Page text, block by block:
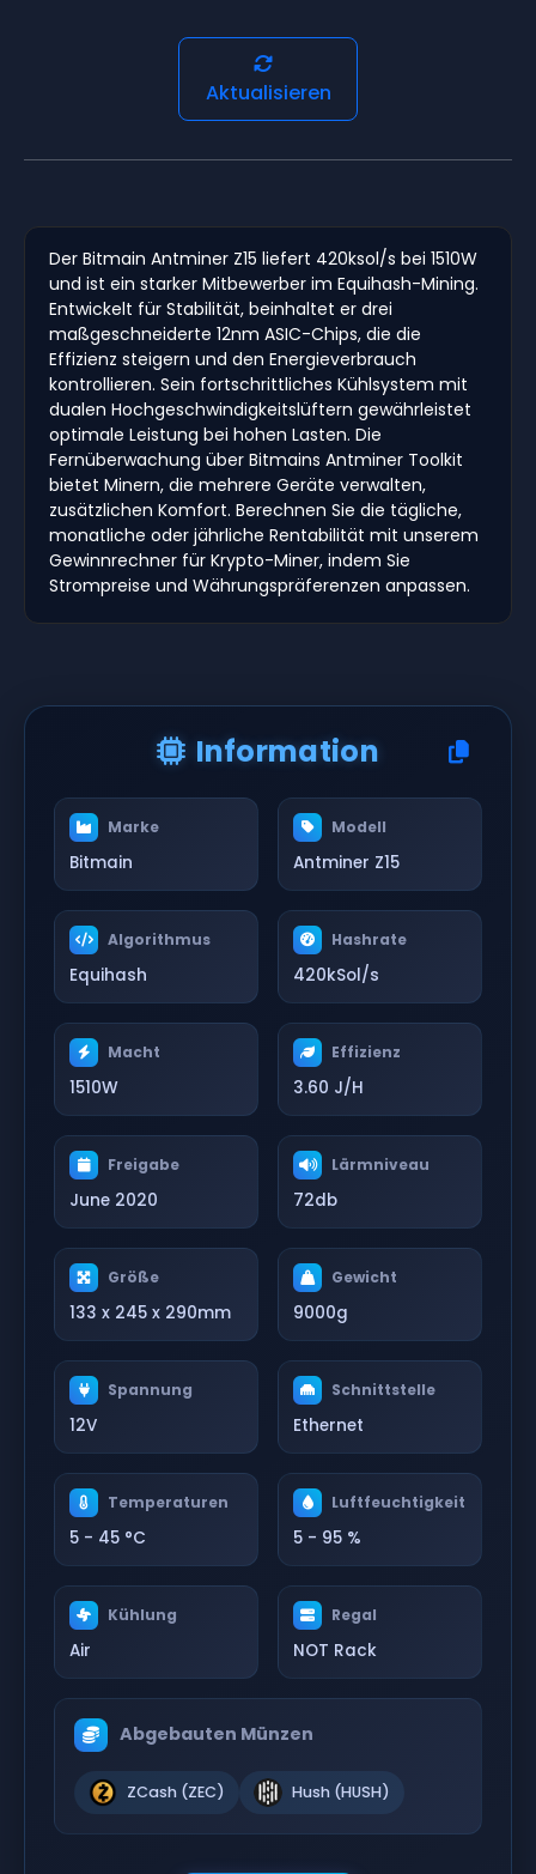
Aktualisieren
Der Bitmain Antminer Z15 liefert 420ksol/s bei 1510W
und ist ein starker Mitbewerber im Equihash-Mining.
Entwickelt für Stabilität, beinhaltet er drei
maßgeschneiderte 12nm ASIC-Chips, die die
Effizienz steigern und den Energieverbrauch
kontrollieren. Sein fortschrittliches Kühlsystem mit
dualen Hochgeschwindigkeitslüftern gewährleistet
optimale Leistung bei hohen Lasten. Die
Fernüberwachung über Bitmains Antminer Toolkit
bietet Minern, die mehrere Geräte verwalten,
zusätzlichen Komfort. Berechnen Sie die tägliche,
monatliche oder jährliche Rentabilität mit unserem
Gewinnrechner für Krypto-Miner, indem Sie
Strompreise und Währungspräferenzen anpassen.
Information
Marke
Bitmain
Modell
Antminer Z15
Algorithmus
Equihash
Hashrate
420kSol/s
Macht
1510W
Effizienz
3.60 J/H
Freigabe
June 2020
Lärmniveau
72db
Größe
133 x 245 x 290mm
Gewicht
9000g
Spannung
12V
Schnittstelle
Ethernet
Temperaturen
5 - 45 °C
Luftfeuchtigkeit
5 - 95 %
Kühlung
Air
Regal
NOT Rack
Abgebauten Münzen
ZCash (ZEC) Hush (HUSH)